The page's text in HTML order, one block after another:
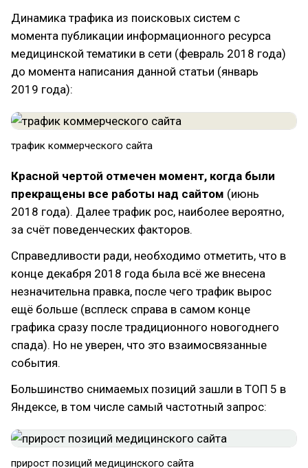
Динамика трафика из поисковых систем с
момента публикации информационного ресурса
медицинской тематики в сети (февраль 2018 года)
до момента написания данной статьи (январь
2019 года):
трафик коммерческого сайта
Красной чертой отмечен момент, когда были
прекращены все работы над сайтом (июнь
2018 года). Далее трафик рос, наиболее вероятно,
за счёт поведенческих факторов.
Справедливости ради, необходимо отметить, что в
конце декабря 2018 года была всё же внесена
незначительна правка, после чего трафик вырос
ещё больше (всплеск справа в самом конце
графика сразу после традиционного новогоднего
спада). Но не уверен, что это взаимосвязанные
события.
Большинство снимаемых позиций зашли в ТОП 5 в
Яндексе, в том числе самый частотный запрос:
прирост позиций медицинского сайта